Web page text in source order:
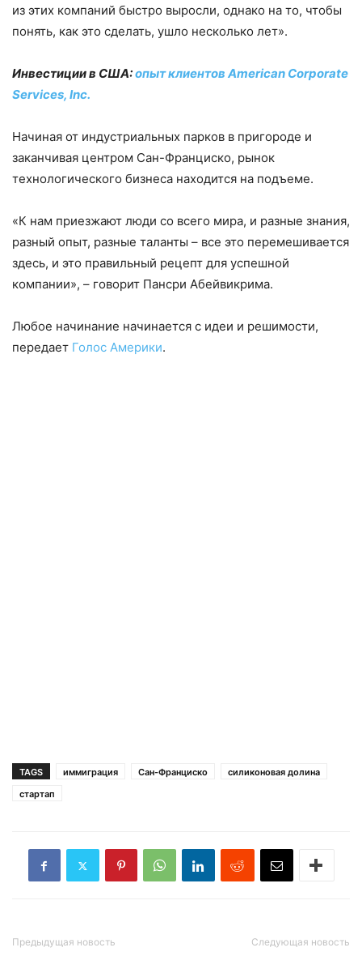
из этих компаний быстро выросли, однако на то, чтобы
понять, как это сделать, ушло несколько лет».
Инвестиции в США:опыт клиентов American Corporate
Services, Inc.
Начиная от индустриальных парков в пригороде и
заканчивая центром Сан-Франциско, рынок
технологического бизнеса находится на подъеме.
«К нам приезжают люди со всего мира, и разные знания,
разный опыт, разные таланты – все это перемешивается
здесь, и это правильный рецепт для успешной
компании», – говорит Пансри Абейвикрима.
Любое начинание начинается с идеи и решимости,
передает Голос Америки.
TAGS иммиграция Сан-Франциско
силиконовая долина
стартап
Предыдущая новость Следующая новость